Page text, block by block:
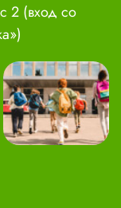
2 (вход со